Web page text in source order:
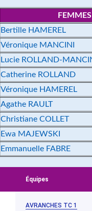
Bertille HAMEREL
Véronique MANCINI
Lucie ROLLAND-
Catherine ROLLAND
Véronique HAMEREL
Agathe RAULT
Christiane COLLET
Ewa MAJEWSKI
Emmanuelle FABRE
Équipes
AVRANCHES TC 1